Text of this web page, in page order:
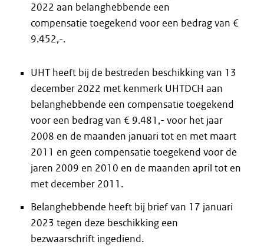
2022 aan belanghebbende een
compensatie toegekend voor een bedrag van €
9.452,-.
UHT heeft bij de bestreden beschikking van 13
december 2022 met kenmerk UHTDCH aan
belanghebbende een compensatie toegekend
voor een bedrag van € 9.481,- voor het jaar
2008 en de maanden januari tot en met maart
2011 en geen compensatie toegekend voor de
jaren 2009 en 2010 en de maanden april tot en
met december 2011.
Belanghebbende heeft bij brief van 17 januari
2023 tegen deze beschikking een
bezwaarschrift ingediend.